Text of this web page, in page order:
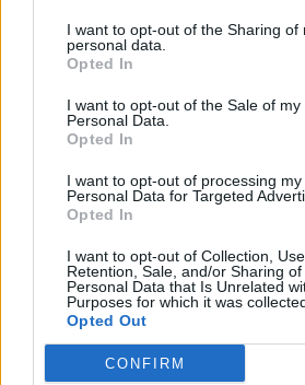
I want to opt-out of the Sharing of
personal data.
Opted In
I want to opt-out of the Sale of my
Personal Data.
Opted In
I want to opt-out of processing my
Personal Data for Targeted
Opted In
I want to opt-out of Collection, Use,
Retention, Sale, and/or Sharing of
Personal Data that Is Unrelated
Purposes for which it was
Opted Out
CONFIRM
|10/02/2026 19:00